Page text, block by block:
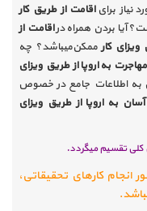
نیاز برای اقامت از طریق کار
آیا بردن همراه دراقامت از
کار ممکنمی­باشد؟ چه
مهاجرت به اروپا از طریق ویزای
به اطلاعات جامع در خصوص
به اروپا از طریق ویزای
کلی تقسیم می­گردد.
انجام کار­های تحقیقاتی،
.